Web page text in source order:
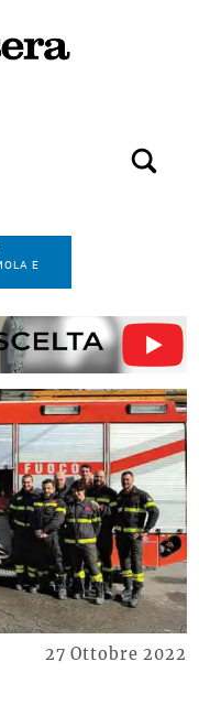
E
27 Ottobre 2022